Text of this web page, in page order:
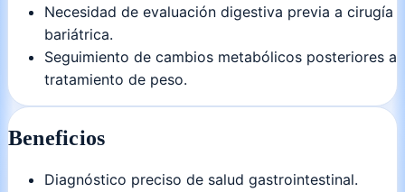
Necesidad de evaluación digestiva previa a cirugía
bariátrica.
Seguimiento de cambios metabólicos posteriores a
tratamiento de peso.
Beneficios
Diagnóstico preciso de salud gastrointestinal.